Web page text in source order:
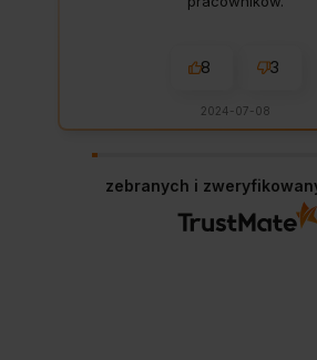
8 3
2024-07-08
zebranych i